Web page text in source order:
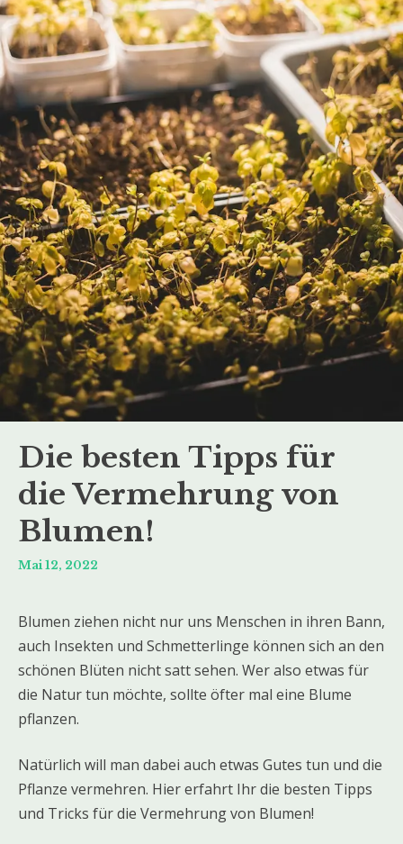
Die besten Tipps für
die Vermehrung von
Blumen!
Mai 12, 2022
Blumen ziehen nicht nur uns Menschen in ihren Bann,
auch Insekten und Schmetterlinge können sich an den
schönen Blüten nicht satt sehen. Wer also etwas für
die Natur tun möchte, sollte öfter mal eine Blume
pflanzen.
Natürlich will man dabei auch etwas Gutes tun und die
Pflanze vermehren. Hier erfahrt Ihr die besten Tipps
und Tricks für die Vermehrung von Blumen!